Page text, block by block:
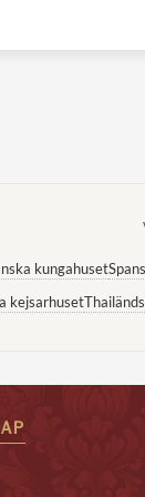
kungahuset
kejsarhuset